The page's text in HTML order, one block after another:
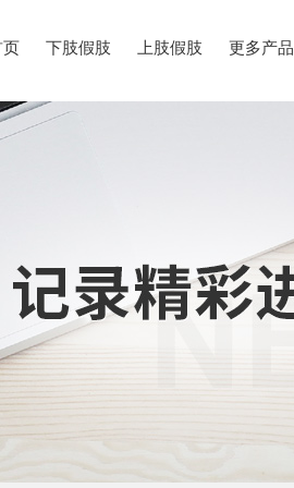
页 下肢假肢 上肢假肢 更多产品